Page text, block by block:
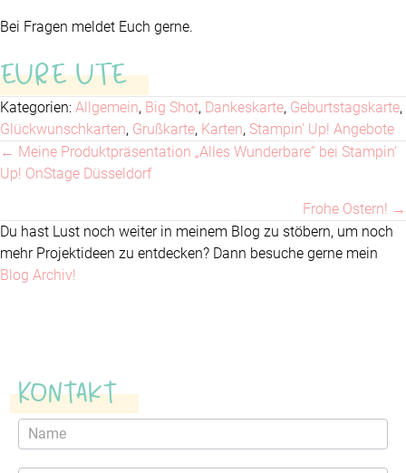
Bei Fragen meldet Euch gerne.
EURE UTE
Kategorien: Allgemein, Big Shot, Dankeskarte, Geburtstagskarte,
Glückwunschkarten, Grußkarte, Karten, Stampin' Up! Angebote
Posts
← Meine Produktpräsentation „Alles Wunderbare“ bei Stampin‘
Up! OnStage Düsseldorf
Frohe Ostern! →
Du hast Lust noch weiter in meinem Blog zu stöbern, um noch
mehr Projektideen zu entdecken? Dann besuche gerne mein
Blog Archiv!
Kontakt
Kontaktformular